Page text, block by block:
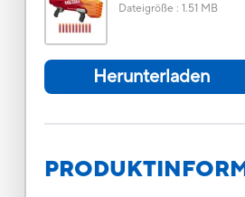
Dateigröße : 1.51 MB
Herunterladen